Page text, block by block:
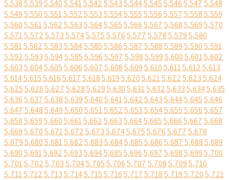
5,5385,5395,5405,5415,5425,5435,5445,5455,5465,5475,548
5,5495,5505,5515,5525,5535,5545,5555,5565,5575,5585,559
5,5605,5615,5625,5635,5645,5655,5665,5675,5685,5695,570
5,5715,5725,5735,5745,5755,5765,5775,5785,5795,580
5,5815,5825,5835,5845,5855,5865,5875,5885,5895,5905,591
5,5925,5935,5945,5955,5965,5975,5985,5995,6005,6015,602
5,6035,6045,6055,6065,6075,6085,6095,6105,6115,6125,613
5,6145,6155,6165,6175,6185,6195,6205,6215,6225,6235,624
5,6255,6265,6275,6285,6295,6305,6315,6325,6335,6345,635
5,6365,6375,6385,6395,6405,6415,6425,6435,6445,6455,646
5,6475,6485,6495,6505,6515,6525,6535,6545,6555,6565,657
5,6585,6595,6605,6615,6625,6635,6645,6655,6665,6675,668
5,6695,6705,6715,6725,6735,6745,6755,6765,6775,678
5,6795,6805,6815,6825,6835,6845,6855,6865,6875,6885,689
5,6905,6915,6925,6935,6945,6955,6965,6975,6985,6995,700
5,7015,7025,7035,7045,7055,7065,7075,7085,7095,710
5,7115,7125,7135,7145,7155,7165,7175,7185,7195,7205,721